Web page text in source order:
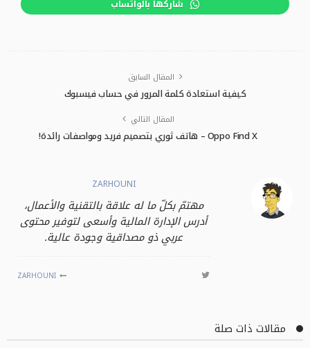
شاركها بالواتساب
المقال السابق
كيفية استعادة كلمة المرور في حساب فيسبوك
المقال التالي
Oppo Find X – هاتف ثوري بتصميم فريد ومواصفات رائدة!
ZARHOUNI
مهتمّ بكلّ ما له علاقة بالتقنية والأعمال،
أدرس الإدارة المالية وأسعى لتوفير محتوى
عربي ذو مصداقية وجودة عالية.
ZARHOUNI
مقالات ذات صلة